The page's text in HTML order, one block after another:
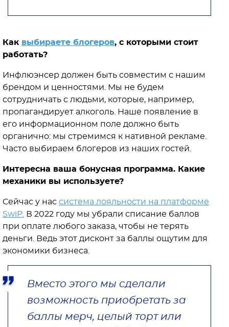
Как выбираете блогеров, с которыми стоит
работать?
Инфлюэнсер должен быть совместим с нашим
брендом и ценностями. Мы не будем
сотрудничать с людьми, которые, например,
пропагандирует алкоголь. Наше появление в
его информационном поле должно быть
органично: мы стремимся к нативной рекламе.
Часто выбираем блогеров из наших гостей.
Интересна ваша бонусная программа. Какие
механики вы используете?
Сейчас у нас система лояльности на платформе
SwiP.
В 2022 году мы убрали списание баллов
при оплате любого заказа, чтобы не терять
деньги. Ведь этот дисконт за баллы ощутим для
экономики бизнеса.
Вместо этого мы сделали
возможность приобретать за
баллы мерч, целый торт или